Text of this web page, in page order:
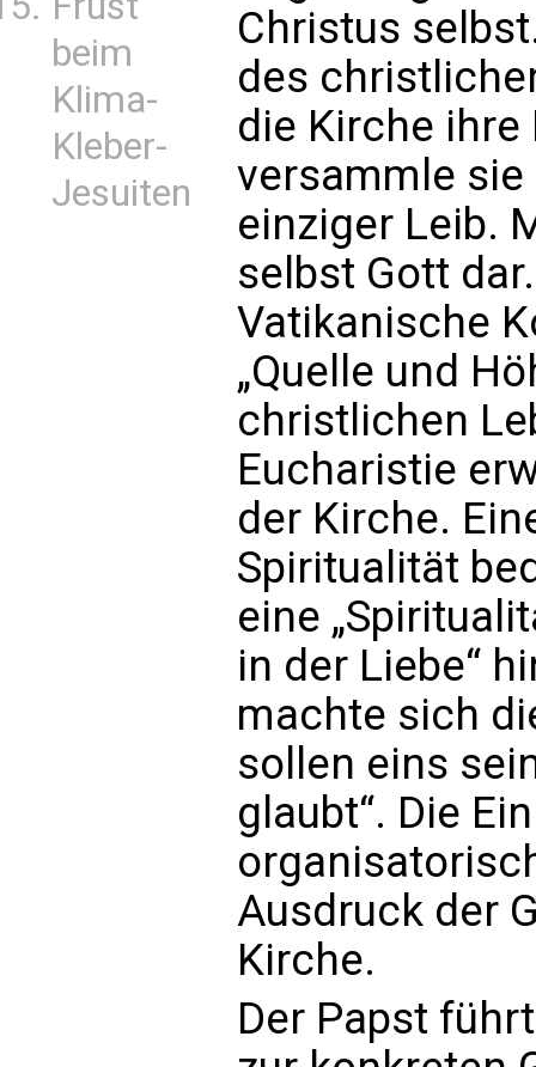
beim
Klima-
Kleber-
Jesuiten
Christus
des
die Kirche ihre
versammle
einziger Leib.
selbst Gott
Vatikanische
„Quelle und
christlichen
Eucharistie
der Kirche.
Spiritualität
eine
in der Liebe“
machte sich
sollen eins
glaubt“. Die
Ausdruck der
Kirche.
Der Papst